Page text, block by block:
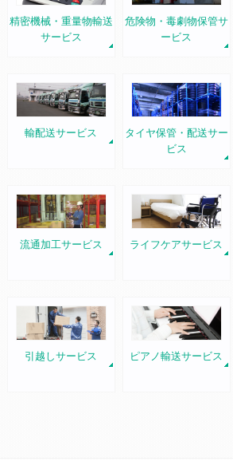
精密機械・重量物輸送
サービス
危険物・毒劇物保管サ
ービス
輸配送サービス
タイヤ保管・配送サー
ビス
流通加工サービス ライフケアサービス
引越しサービス ピアノ輸送サービス